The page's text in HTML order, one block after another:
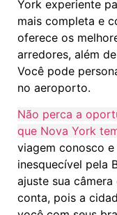
York experiente
mais completa e
oferece os
arredores, além
Você pode
no aeroporto.
Não perca a
que Nova York
viagem conosco
inesquecível pela
ajuste sua
conta, pois a